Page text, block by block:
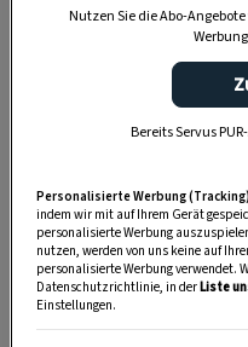
Nutzen Sie die Abo-
Bereits Servus
Personalisierte Werbung
indem wir mit auf Ihrem Gerät
personalisierte Werbung
nutzen, werden von uns keine auf
personalisierte Werbung verwendet.
Datenschutzrichtlinie, in derListe
Einstellungen.